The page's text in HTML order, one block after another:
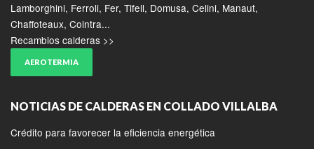
Lamborghini, Ferroli, Fer, Tifell, Domusa, Celini, Manaut,
Chaffoteaux, Cointra...
Recambios calderas >>
AEROTERMIA
NOTICIAS DE CALDERAS EN COLLADO VILLALBA
Crédito para favorecer la eficiencia energética